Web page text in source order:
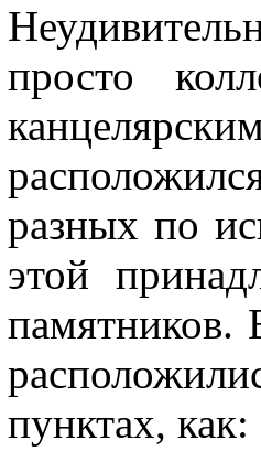
просто
разных по
этой
памятников.
пунктах, как: